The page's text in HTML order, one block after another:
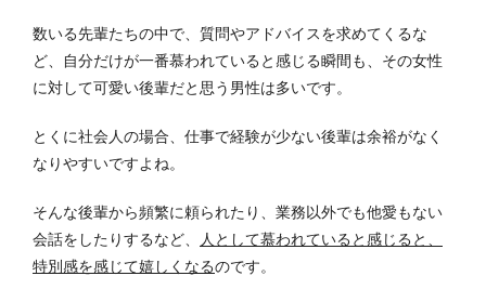
数いる先輩たちの中で、質問やアドバイスを求めてくるな
ど、自分だけが一番慕われていると感じる瞬間も、その女性
に対して可愛い後輩だと思う男性は多いです。
とくに社会人の場合、仕事で経験が少ない後輩は余裕がなく
なりやすいですよね。
そんな後輩から頻繁に頼られたり、業務以外でも他愛もない
会話をしたりするなど、
人として慕われていると感じると、
特別感を感じて嬉しくなるのです。